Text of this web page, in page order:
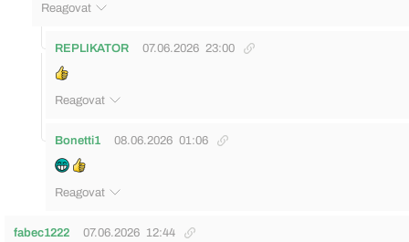
Reagovat
REPLIKATOR 07.06.2026 23:00
Reagovat
Bonetti1 08.06.2026 01:06
Reagovat
fabec1222 07.06.2026 12:44